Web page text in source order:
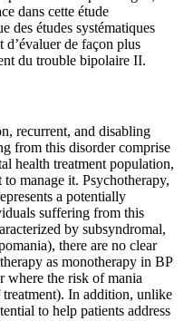
dans cette étude
des études systématiques
d’évaluer de façon plus
du trouble bipolaire II.
recurrent, and disabling
from this disorder comprise
health treatment population,
manage it. Psychotherapy,
a potentially
suffering from this
by subsyndromal,
there are no clear
as monotherapy in BP
where the risk of mania
In addition, unlike
to help patients address